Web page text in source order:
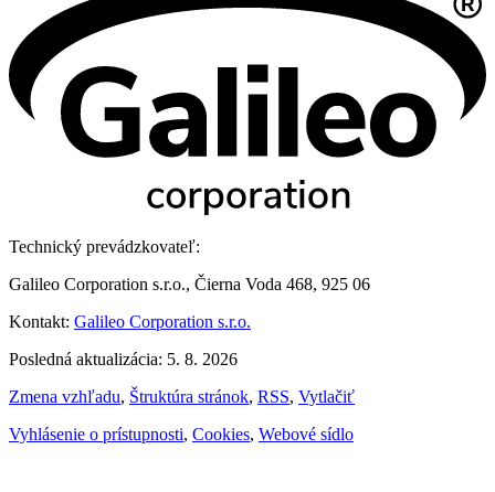
Technický prevádzkovateľ:
Galileo Corporation s.r.o., Čierna Voda 468, 925 06
Kontakt: Galileo Corporation s.r.o.
Posledná aktualizácia: 5. 8. 2026
Zmena vzhľadu, Štruktúra stránok, RSS, Vytlačiť
Vyhlásenie o prístupnosti, Cookies, Webové sídlo